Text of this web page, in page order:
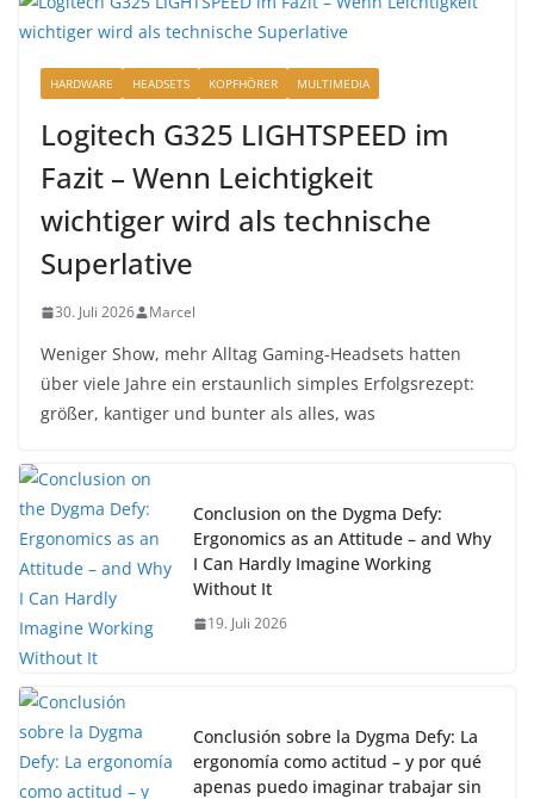
HARDWARE HEADSETS KOPFHÖRER MULTIMEDIA
Logitech G325 LIGHTSPEED im
Fazit – Wenn Leichtigkeit
wichtiger wird als technische
Superlative
30. Juli 2026 Marcel
Weniger Show, mehr Alltag Gaming-Headsets hatten
über viele Jahre ein erstaunlich simples Erfolgsrezept:
größer, kantiger und bunter als alles, was
Conclusion on the Dygma Defy:
Ergonomics as an Attitude – and Why
I Can Hardly Imagine Working
Without It
19. Juli 2026
Conclusión sobre la Dygma Defy: La
ergonomía como actitud – y por qué
apenas puedo imaginar trabajar sin